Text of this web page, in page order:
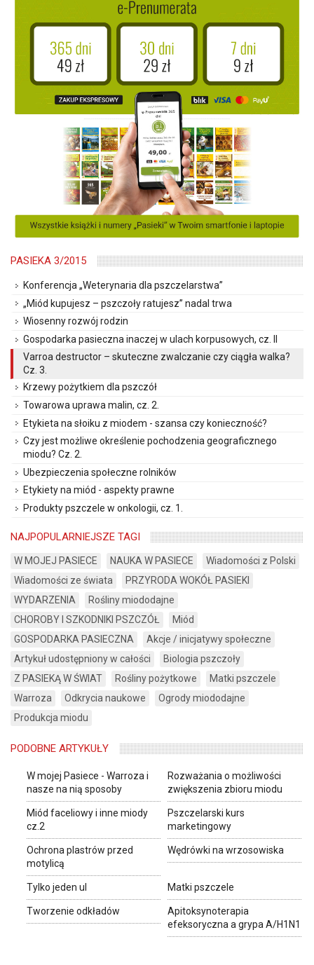
PASIEKA 3/2015
Konferencja „Weterynaria dla pszczelarstwa”
„Miód kupujesz – pszczoły ratujesz” nadal trwa
Wiosenny rozwój rodzin
Gospodarka pasieczna inaczej w ulach korpusowych, cz. II
Varroa destructor – skuteczne zwalczanie czy ciągła walka?
Cz. 3.
Krzewy pożytkiem dla pszczół
Towarowa uprawa malin, cz. 2.
Etykieta na słoiku z miodem - szansa czy konieczność?
Czy jest możliwe określenie pochodzenia geograficznego
miodu? Cz. 2.
Ubezpieczenia społeczne rolników
Etykiety na miód - aspekty prawne
Produkty pszczele w onkologii, cz. 1.
NAJPOPULARNIEJSZE TAGI
W MOJEJ PASIECE NAUKA W PASIECE
Wiadomości z Polski
Wiadomości ze świata
PRZYRODA WOKÓŁ PASIEKI
WYDARZENIA
Rośliny miododajne
CHOROBY I SZKODNIKI PSZCZÓŁ
Miód
GOSPODARKA PASIECZNA
Akcje / inicjatywy społeczne
Artykuł udostępniony w całości
Biologia pszczoły
Z PASIEKĄ W ŚWIAT
Rośliny pożytkowe
Matki pszczele
Warroza
Odkrycia naukowe
Ogrody miododajne
Produkcja miodu
PODOBNE ARTYKUŁY
W mojej Pasiece - Warroza i
nasze na nią sposoby
Rozważania o możliwości
zwiększenia zbioru miodu
Miód faceliowy i inne miody
cz.2
Pszczelarski kurs
marketingowy
Ochrona plastrów przed
motylicą
Wędrówki na wrzosowiska
Tylko jeden ul Matki pszczele
Tworzenie odkładów
Apitoksynoterapia
efeksoryczna a grypa A/H1N1